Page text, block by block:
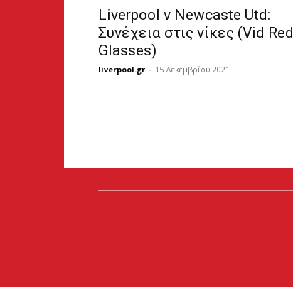
Liverpool v Newcaste Utd:
Συνέχεια στις νίκες (Vid Red
Glasses)
liverpool.gr - 15 Δεκεμβρίου 2021